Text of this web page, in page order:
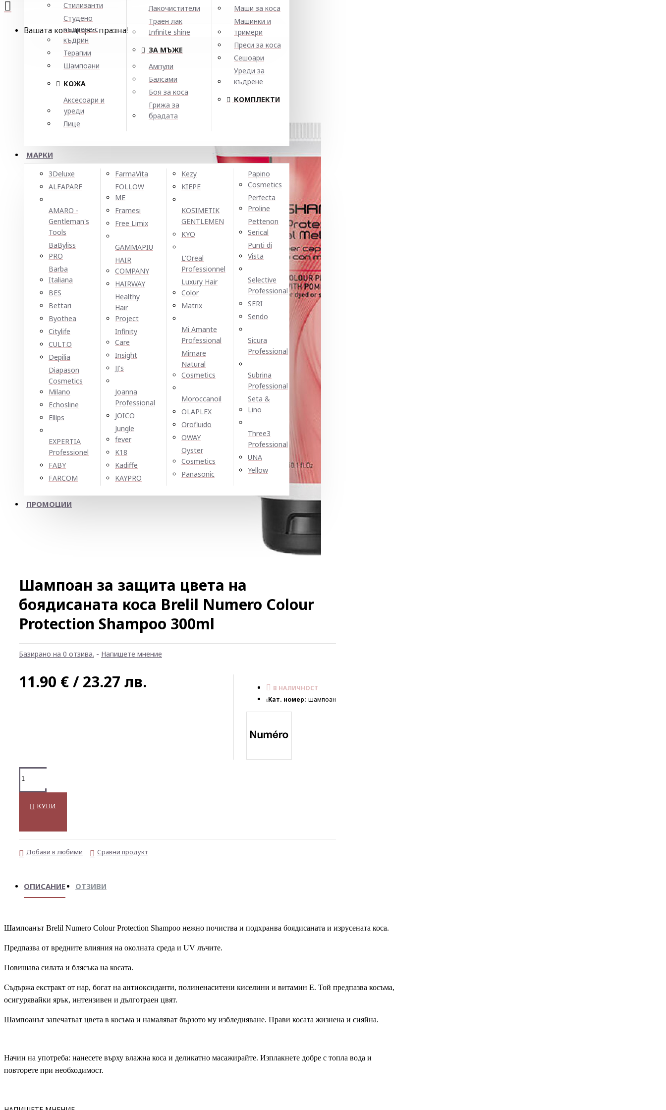
Стилизанти
Студено
къдрене с
къдрин
Терапии
Шампоани
КОЖА
Аксесоари и
уреди
Лице
Лакочистители
Траен лак
Infinite shine
ЗА МЪЖЕ
Ампули
Балсами
Боя за коса
Грижа за
брадата
Маши за коса
Машинки и
тримери
Преси за коса
Сешоари
Уреди за
къдрене
КОМПЛЕКТИ
МАРКИ
3Deluxe
ALFAPARF
AMARO -
Gentleman's
Tools
BaByliss
PRO
Barba
Italiana
BES
Bettari
Byothea
Citylife
CULT.O
Depilia
Diapason
Cosmetics
Milano
Echosline
Ellірѕ
EXPERTIA
Professionel
FABY
FARCOM
FarmaVita
FOLLOW
ME
Framesi
Free Limix
GAMMAPIU
HAIR
COMPANY
HAIRWAY
Healthy
Hair
Project
Infinity
Care
Insight
JJ's
Joanna
Professional
JOICO
Jungle
fever
K18
Kadiffe
KAYPRO
Kezy
KIEPE
KOSIMETIK
GENTLEMEN
KYO
L'Oreal
Professionnel
Luxury Hair
Color
Matrix
Mi Amante
Professional
Mimare
Natural
Cosmetics
Moroccanoil
OLAPLEX
Orofluido
OWAY
Oyster
Cosmetics
Panasonic
Papino
Cosmetics
Perfecta
Proline
Pettenon
Serical
Punti di
Vista
Selective
Professional
SERI
Sendo
Sicura
Professional
Subrina
Professional
Seta &
Lino
Three3
Professional
UNA
Yellow
ПРОМОЦИИ
Вашата кошница е празна!
Шампоан за защита цвета на
боядисаната коса Brelil Numero Colour
Protection Shampoo 300ml
Базирано на 0 отзива. - Напишете мнение
11.90 € / 23.27 лв.
В НАЛИЧНОСТ
Кат. номер: шампоан
КУПИ
Добави в любими Сравни продукт
ОПИСАНИЕ ОТЗИВИ
Шампоанът Brelil Numero Colour Protection Shampoo нежно почиства и подхранва боядисаната и изрусената коса.
Предпазва от вредните влияния на околната среда и UV лъчите.
Повишава силата и блясъка на косата.
Съдържа екстракт от нар, богат на антиоксиданти, полиненаситени киселини и витамин Е. Той предпазва косъма,
осигурявайки ярък, интензивен и дълготраен цвят.
Шампоанът запечатват цвета в косъма и намаляват бързото му избледняване. Прави косата жизнена и сияйна.
Начин на употреба: нанесете върху влажна коса и деликатно масажирайте. Изплакнете добре с топла вода и
повторете при необходимост.